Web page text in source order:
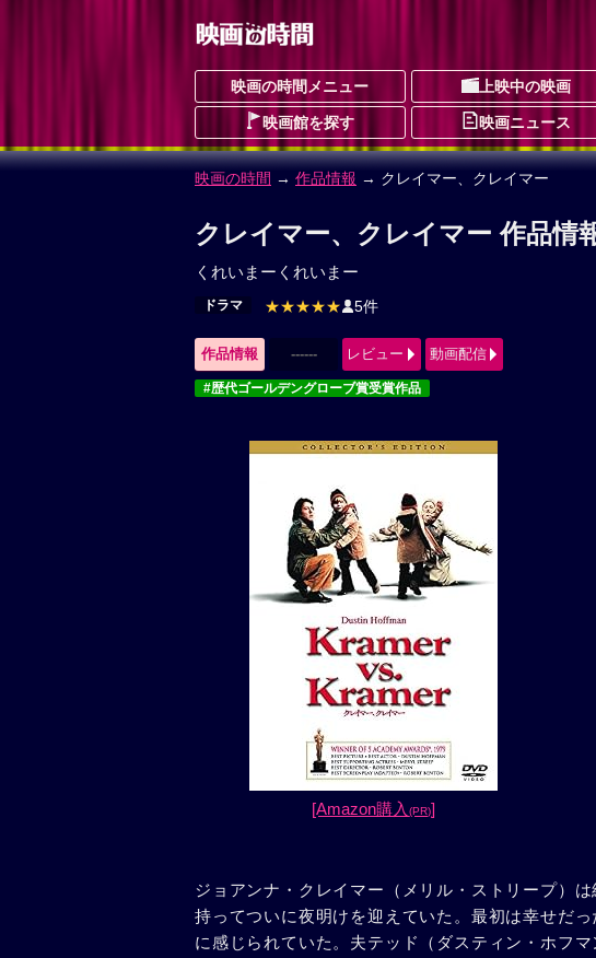
映画の時間メニュー 上映中の映画
映画館を探す 映画ニュース
映画の時間 → 作品情報 → クレイマー、クレイマー
クレイマー、クレイマー 作品情
くれいまーくれいまー
ドラマ ★★★★★ 5件
作品情報 ------ レビュー 動画配信
#歴代ゴールデングローブ賞受賞作品
[Amazon購入(PR)]
ジョアンナ・クレイマー（メリル・ストリープ）
持ってついに夜明けを迎えていた。最初は幸せだ
に感じられていた。夫テッド（ダスティン・ホフ